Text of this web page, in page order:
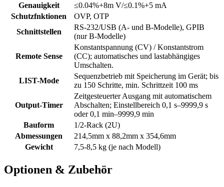
Genauigkeit
≤0.04%+8m V/≤0.1%+5 mA
Schutzfnktionen
OVP, OTP
Schnittstellen
RS-232/USB (A- und B-Modelle), GPIB
(nur B-Modelle)
Remote Sense
Konstantspannung (CV) / Konstantstrom
(CC); automatisches und lastabhängiges
Umschalten.
LIST-Mode
Sequenzbetrieb mit Speicherung im Gerät; bis
zu 150 Schritte, min. Schrittzeit 100 ms
Output-Timer
Zeitgesteuerter Ausgang mit automatischem
Abschalten; Einstellbereich 0,1 s–9999,9 s
oder 0,1 min–9999,9 min
Bauform
1/2-Rack (2U)
Abmessungen
214,5mm x 88,2mm x 354,6mm
Gewicht
7,5-8,5 kg (je nach Modell)
Optionen & Zubehör